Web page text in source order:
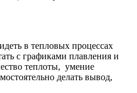
в тепловых процессах
с графиками плавления и
теплоты, умение
делать вывод,